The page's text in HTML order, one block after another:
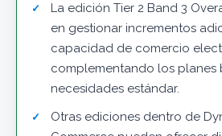
La edición Tier 2 Band 3
en gestionar incrementos
capacidad de comercio
complementando los planes
necesidades estándar.
Otras ediciones dentro de